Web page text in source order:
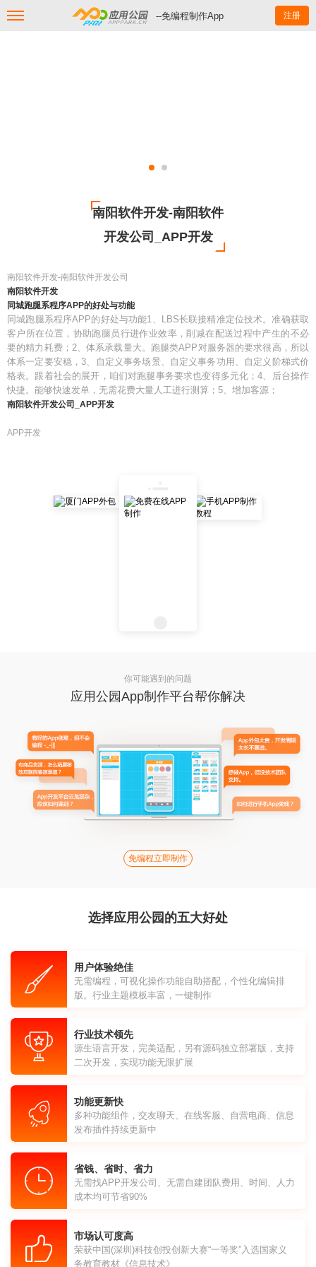
--免编程制作App 注册
南阳软件开发-南阳软件
开发公司_APP开发
南阳软件开发-南阳软件开发公司
南阳软件开发
同城跑腿系程序APP的好处与功能
同城跑腿系程序APP的好处与功能1、LBS长联接精准定位技术。准确获取
客户所在位置，协助跑腿员行进作业效率，削减在配送过程中产生的不必
要的精力耗费；2、体系承载量大。跑腿类APP对服务器的要求很高，所以
体系一定要安稳，3、自定义事务场景、自定义事务功用、自定义阶梯式价
格表。跟着社会的展开，咱们对跑腿事务要求也变得多元化；4、后台操作
快捷。能够快速发单，无需花费大量人工进行测算；5、增加客源；
南阳软件开发公司_APP开发
APP开发
你可能遇到的问题
应用公园App制作平台帮你解决
免编程立即制作
选择应用公园的五大好处
用户体验绝佳
无需编程，可视化操作功能自助搭配，个性化编辑排
版。行业主题模板丰富，一键制作
行业技术领先
源生语言开发，完美适配，另有源码独立部署版，支持
二次开发，实现功能无限扩展
功能更新快
多种功能组件，交友聊天、在线客服、自营电商、信息
发布插件持续更新中
省钱、省时、省力
无需找APP开发公司、无需自建团队费用、时间、人力
成本均可节省90%
市场认可度高
荣获中国(深圳)科技创投创新大赛“一等奖”入选国家义
务教育教材《信息技术》